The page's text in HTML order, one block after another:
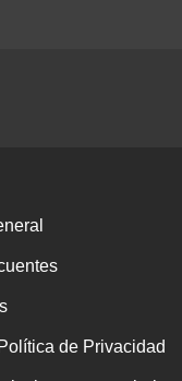
de Privacidad